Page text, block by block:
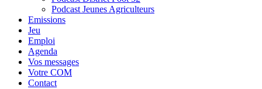
Podcast Jeunes Agriculteurs
Emissions
Jeu
Emploi
Agenda
Vos messages
Votre COM
Contact